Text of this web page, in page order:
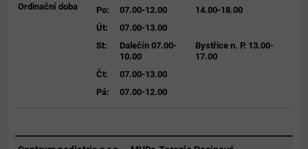
Ordinační doba Po: 07.00-12.00
14.00-18.00
Út:
07.00-13.00
St:
Dalečín 07.00-
10.00
Bystřice n. P. 13.00-
17.00
Čt:
07.00-13.00
Pá:
07.00-12.00